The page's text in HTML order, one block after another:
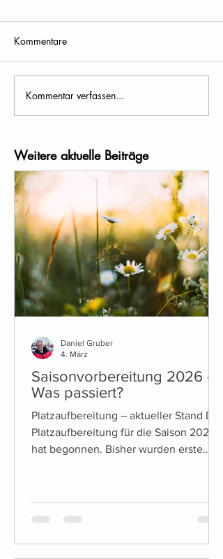
Kommentare
Kommentar verfassen...
Weitere aktuelle Beiträge
Saisonvorbereitung 2026 -
Was passiert?
Platzaufbereitung – aktueller Stand Die
Platzaufbereitung für die Saison 2026
hat begonnen. Bisher wurden erste
Daniel Gruber
4. März